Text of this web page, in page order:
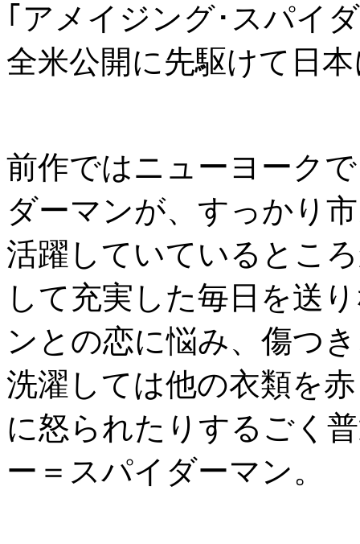
｢アメイジング･スパイ
全米公開に先駆けて日
前作ではニューヨーク
ダーマンが、すっかり
活躍していているとこ
して充実した毎日を送
ンとの恋に悩み、傷つ
洗濯しては他の衣類を
に怒られたりするごく
ー＝スパイダーマン。